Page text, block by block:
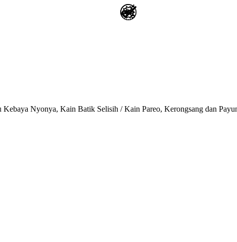
Nyonya, Kain Batik Selisih / Kain Pareo, Kerongsang dan